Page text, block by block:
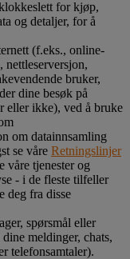
for kjøp,
og detaljer, for å
(f.eks., online-
nettleserversjon,
bruker,
dine besøk på
eller ikke), ved å bruke
om datainnsamling
se våre Retningslinjer
våre tjenester og
- i de fleste tilfeller
deg fra disse
spørsmål eller
meldinger, chats,
telefonsamtaler).